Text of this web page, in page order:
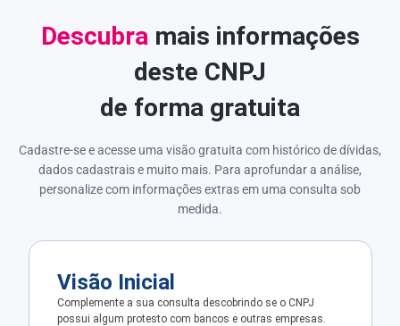
Descubramais informações
deste CNPJ
de forma gratuita
Cadastre-se e acesse uma visão gratuita com histórico de dívidas,
dados cadastrais e muito mais. Para aprofundar a análise,
personalize com informações extras em uma consulta sob
medida.
Visão Inicial
Complemente a sua consulta descobrindo se o CNPJ
possui algum protesto com bancos e outras empresas.